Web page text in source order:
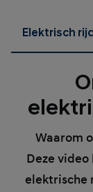
Elektrisch
Waarom
Deze
elektrische